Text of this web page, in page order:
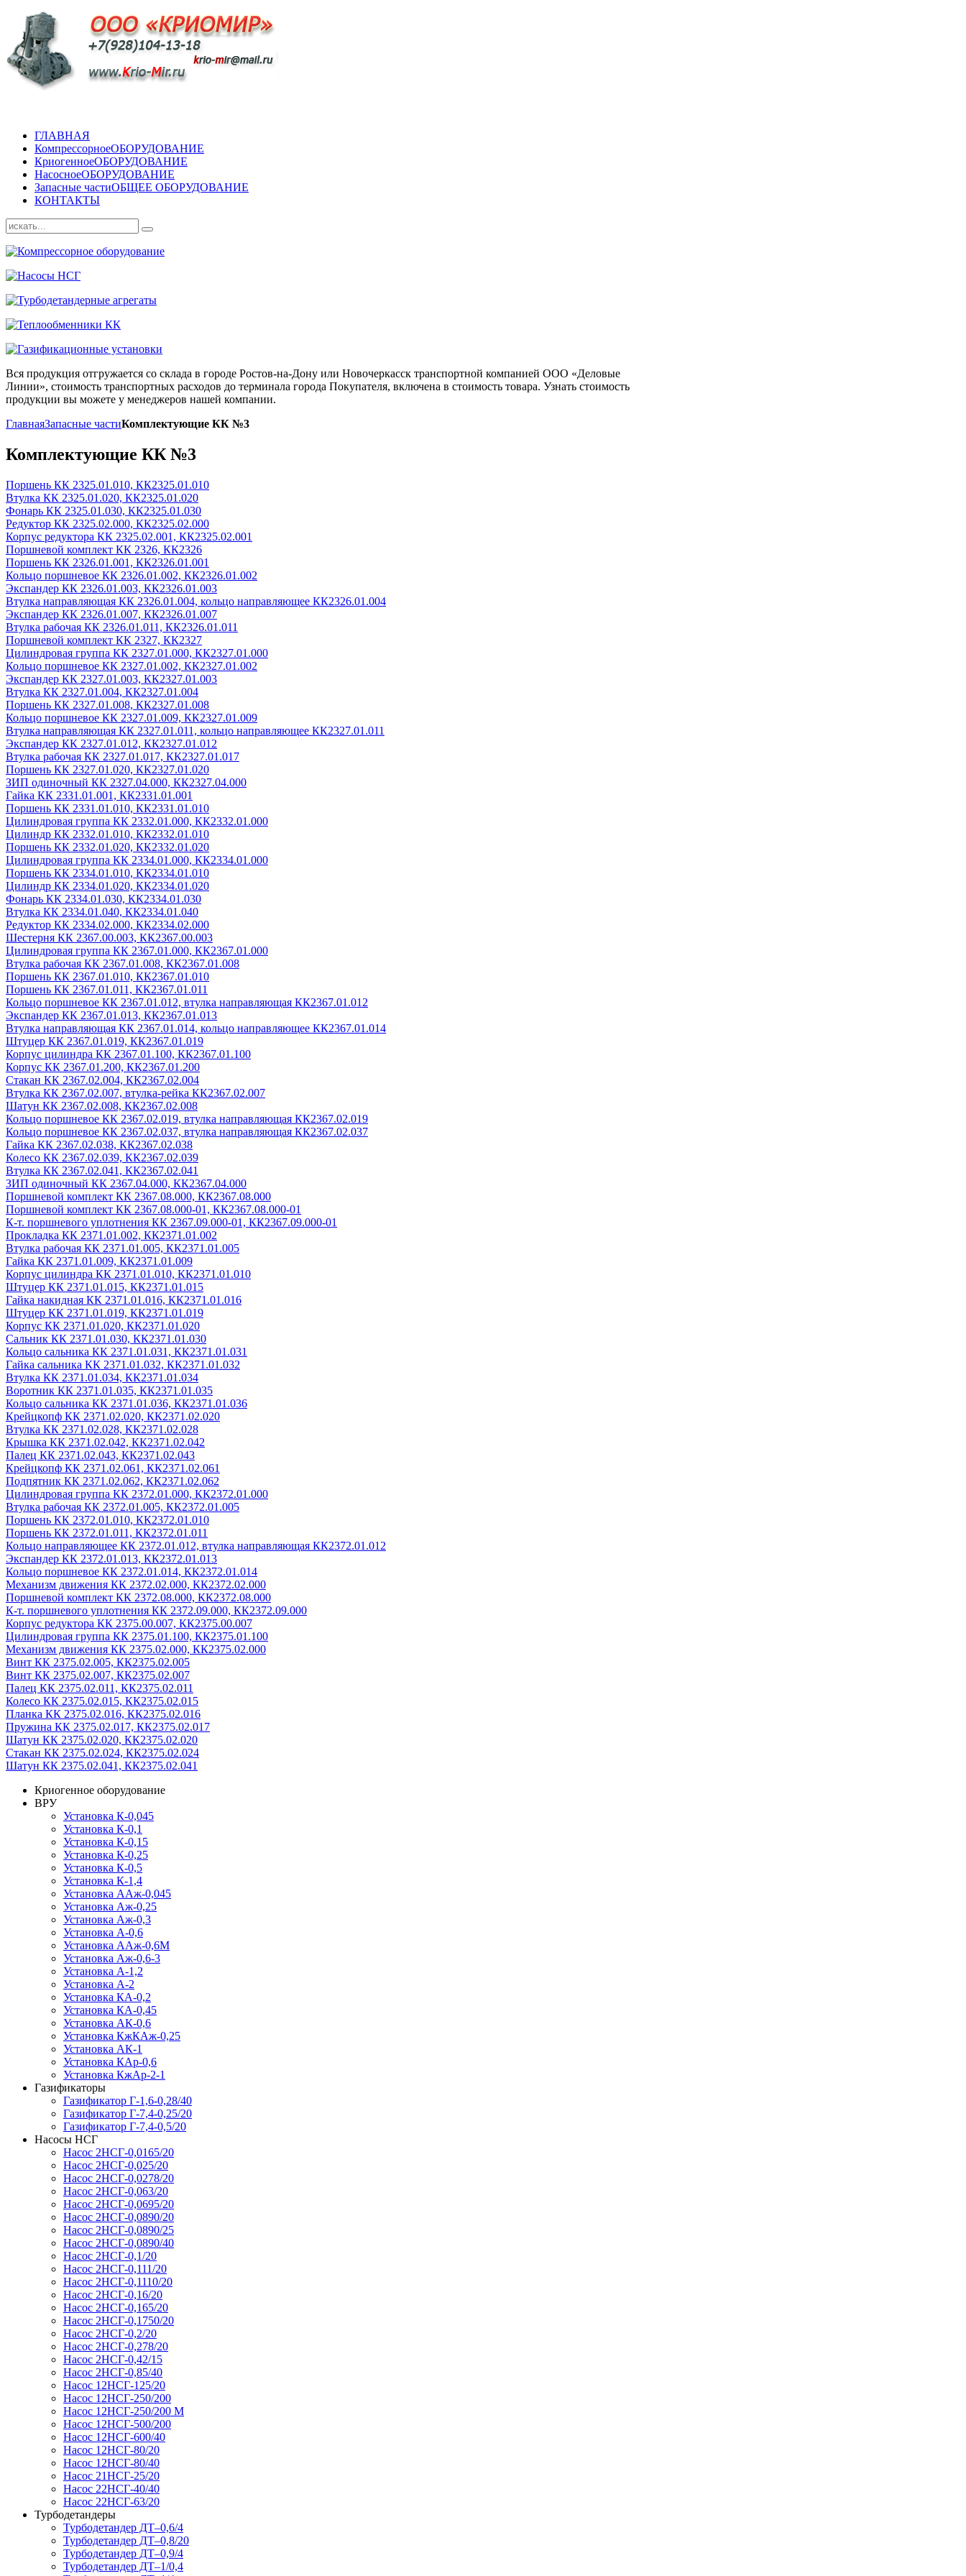
ГЛАВНАЯ
КомпрессорноеОБОРУДОВАНИЕ
КриогенноеОБОРУДОВАНИЕ
НасосноеОБОРУДОВАНИЕ
Запасные частиОБЩЕЕ ОБОРУДОВАНИЕ
КОНТАКТЫ
Вся продукция отгружается со склада в городе Ростов-на-Дону или Новочеркасск транспортной компанией ООО «Деловые
Линии», стоимость транспортных расходов до терминала города Покупателя, включена в стоимость товара. Узнать стоимость
продукции вы можете у менеджеров нашей компании.
ГлавнаяЗапасные частиКомплектующие КК №3
Комплектующие КК №3
Поршень КК 2325.01.010, КК2325.01.010
Втулка КК 2325.01.020, КК2325.01.020
Фонарь КК 2325.01.030, КК2325.01.030
Редуктор КК 2325.02.000, КК2325.02.000
Корпус редуктора КК 2325.02.001, КК2325.02.001
Поршневой комплект КК 2326, КК2326
Поршень КК 2326.01.001, КК2326.01.001
Кольцо поршневое КК 2326.01.002, КК2326.01.002
Экспандер КК 2326.01.003, КК2326.01.003
Втулка направляющая КК 2326.01.004, кольцо направляющее КК2326.01.004
Экспандер КК 2326.01.007, КК2326.01.007
Втулка рабочая КК 2326.01.011, КК2326.01.011
Поршневой комплект КК 2327, КК2327
Цилиндровая группа КК 2327.01.000, КК2327.01.000
Кольцо поршневое КК 2327.01.002, КК2327.01.002
Экспандер КК 2327.01.003, КК2327.01.003
Втулка КК 2327.01.004, КК2327.01.004
Поршень КК 2327.01.008, КК2327.01.008
Кольцо поршневое КК 2327.01.009, КК2327.01.009
Втулка направляющая КК 2327.01.011, кольцо направляющее КК2327.01.011
Экспандер КК 2327.01.012, КК2327.01.012
Втулка рабочая КК 2327.01.017, КК2327.01.017
Поршень КК 2327.01.020, КК2327.01.020
ЗИП одиночный КК 2327.04.000, КК2327.04.000
Гайка КК 2331.01.001, КК2331.01.001
Поршень КК 2331.01.010, КК2331.01.010
Цилиндровая группа КК 2332.01.000, КК2332.01.000
Цилиндр КК 2332.01.010, КК2332.01.010
Поршень КК 2332.01.020, КК2332.01.020
Цилиндровая группа КК 2334.01.000, КК2334.01.000
Поршень КК 2334.01.010, КК2334.01.010
Цилиндр КК 2334.01.020, КК2334.01.020
Фонарь КК 2334.01.030, КК2334.01.030
Втулка КК 2334.01.040, КК2334.01.040
Редуктор КК 2334.02.000, КК2334.02.000
Шестерня КК 2367.00.003, КК2367.00.003
Цилиндровая группа КК 2367.01.000, КК2367.01.000
Втулка рабочая КК 2367.01.008, КК2367.01.008
Поршень КК 2367.01.010, КК2367.01.010
Поршень КК 2367.01.011, КК2367.01.011
Кольцо поршневое КК 2367.01.012, втулка направляющая КК2367.01.012
Экспандер КК 2367.01.013, КК2367.01.013
Втулка направляющая КК 2367.01.014, кольцо направляющее КК2367.01.014
Штуцер КК 2367.01.019, КК2367.01.019
Корпус цилиндра КК 2367.01.100, КК2367.01.100
Корпус КК 2367.01.200, КК2367.01.200
Стакан КК 2367.02.004, КК2367.02.004
Втулка КК 2367.02.007, втулка-рейка КК2367.02.007
Шатун КК 2367.02.008, КК2367.02.008
Кольцо поршневое КК 2367.02.019, втулка направляющая КК2367.02.019
Кольцо поршневое КК 2367.02.037, втулка направляющая КК2367.02.037
Гайка КК 2367.02.038, КК2367.02.038
Колесо КК 2367.02.039, КК2367.02.039
Втулка КК 2367.02.041, КК2367.02.041
ЗИП одиночный КК 2367.04.000, КК2367.04.000
Поршневой комплект КК 2367.08.000, КК2367.08.000
Поршневой комплект КК 2367.08.000-01, КК2367.08.000-01
К-т. поршневого уплотнения КК 2367.09.000-01, КК2367.09.000-01
Прокладка КК 2371.01.002, КК2371.01.002
Втулка рабочая КК 2371.01.005, КК2371.01.005
Гайка КК 2371.01.009, КК2371.01.009
Корпус цилиндра КК 2371.01.010, КК2371.01.010
Штуцер КК 2371.01.015, КК2371.01.015
Гайка накидная КК 2371.01.016, КК2371.01.016
Штуцер КК 2371.01.019, КК2371.01.019
Корпус КК 2371.01.020, КК2371.01.020
Сальник КК 2371.01.030, КК2371.01.030
Кольцо сальника КК 2371.01.031, КК2371.01.031
Гайка сальника КК 2371.01.032, КК2371.01.032
Втулка КК 2371.01.034, КК2371.01.034
Воротник КК 2371.01.035, КК2371.01.035
Кольцо сальника КК 2371.01.036, КК2371.01.036
Крейцкопф КК 2371.02.020, КК2371.02.020
Втулка КК 2371.02.028, КК2371.02.028
Крышка КК 2371.02.042, КК2371.02.042
Палец КК 2371.02.043, КК2371.02.043
Крейцкопф КК 2371.02.061, КК2371.02.061
Подпятник КК 2371.02.062, КК2371.02.062
Цилиндровая группа КК 2372.01.000, КК2372.01.000
Втулка рабочая КК 2372.01.005, КК2372.01.005
Поршень КК 2372.01.010, КК2372.01.010
Поршень КК 2372.01.011, КК2372.01.011
Кольцо направляющее КК 2372.01.012, втулка направляющая КК2372.01.012
Экспандер КК 2372.01.013, КК2372.01.013
Кольцо поршневое КК 2372.01.014, КК2372.01.014
Механизм движения КК 2372.02.000, КК2372.02.000
Поршневой комплект КК 2372.08.000, КК2372.08.000
К-т. поршневого уплотнения КК 2372.09.000, КК2372.09.000
Корпус редуктора КК 2375.00.007, КК2375.00.007
Цилиндровая группа КК 2375.01.100, КК2375.01.100
Механизм движения КК 2375.02.000, КК2375.02.000
Винт КК 2375.02.005, КК2375.02.005
Винт КК 2375.02.007, КК2375.02.007
Палец КК 2375.02.011, КК2375.02.011
Колесо КК 2375.02.015, КК2375.02.015
Планка КК 2375.02.016, КК2375.02.016
Пружина КК 2375.02.017, КК2375.02.017
Шатун КК 2375.02.020, КК2375.02.020
Стакан КК 2375.02.024, КК2375.02.024
Шатун КК 2375.02.041, КК2375.02.041
Криогенное оборудование
ВРУ
Установка К-0,045
Установка К-0,1
Установка К-0,15
Установка К-0,25
Установка К-0,5
Установка К-1,4
Установка ААж-0,045
Установка Аж-0,25
Установка Аж-0,3
Установка А-0,6
Установка ААж-0,6М
Установка Аж-0,6-3
Установка А-1,2
Установка А-2
Установка КА-0,2
Установка КА-0,45
Установка АК-0,6
Установка КжКАж-0,25
Установка АК-1
Установка КАр-0,6
Установка КжАр-2-1
Газификаторы
Газификатор Г-1,6-0,28/40
Газификатор Г-7,4-0,25/20
Газификатор Г-7,4-0,5/20
Насосы НСГ
Насос 2НСГ-0,0165/20
Насос 2НСГ-0,025/20
Насос 2НСГ-0,0278/20
Насос 2НСГ-0,063/20
Насос 2НСГ-0,0695/20
Насос 2НСГ-0,0890/20
Насос 2НСГ-0,0890/25
Насос 2НСГ-0,0890/40
Насос 2НСГ-0,1/20
Насос 2НСГ-0,111/20
Насос 2НСГ-0,1110/20
Насос 2НСГ-0,16/20
Насос 2НСГ-0,165/20
Насос 2НСГ-0,1750/20
Насос 2НСГ-0,2/20
Насос 2НСГ-0,278/20
Насос 2НСГ-0,42/15
Насос 2НСГ-0,85/40
Насос 12НСГ-125/20
Насос 12НСГ-250/200
Насос 12НСГ-250/200 М
Насос 12НСГ-500/200
Насос 12НСГ-600/40
Насос 12НСГ-80/20
Насос 12НСГ-80/40
Насос 21НСГ-25/20
Насос 22НСГ-40/40
Насос 22НСГ-63/20
Турбодетандеры
Турбодетандер ДТ–0,6/4
Турбодетандер ДТ–0,8/20
Турбодетандер ДТ–0,9/4
Турбодетандер ДТ–1/0,4